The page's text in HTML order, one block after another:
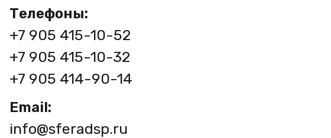
Телефоны:
+7 905 415-10-52
+7 905 415-10-32
+7 905 414-90-14
Email:
info@sferadsp.ru